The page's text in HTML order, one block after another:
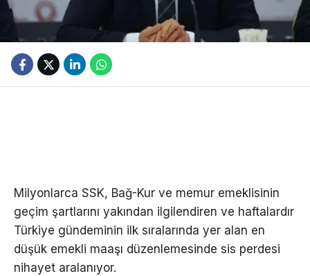
Milyonlarca SSK, Bağ-Kur ve memur emeklisinin
geçim şartlarını yakından ilgilendiren ve haftalardır
Türkiye gündeminin ilk sıralarında yer alan en
düşük emekli maaşı düzenlemesinde sis perdesi
nihayet aralanıyor.